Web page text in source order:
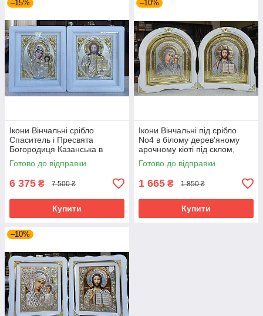
–15%
Ікони Вінчальні срібло
Спаситель і Пресвята
Богородиця Казанська в
білому дерев'ян. кіоті під
склом,25*21
Готово до відправки
6 375 ₴ 7 500 ₴
Купити
–10%
Ікони Вінчальні під срібло
No4 в білому дерев'яному
арочному кіоті під склом,
розмір кіота 28*25, сюжет
15*18
Готово до відправки
1 665 ₴ 1 850 ₴
Купити
–10%